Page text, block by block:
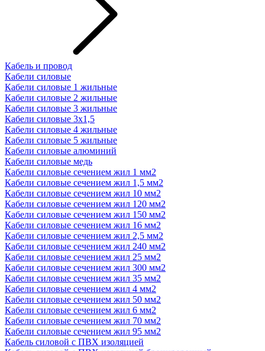
Кабель и провод
Кабели силовые
Кабели силовые 1 жильные
Кабели силовые 2 жильные
Кабели силовые 3 жильные
Кабели силовые 3х1,5
Кабели силовые 4 жильные
Кабели силовые 5 жильные
Кабели силовые алюминий
Кабели силовые медь
Кабели силовые сечением жил 1 мм2
Кабели силовые сечением жил 1,5 мм2
Кабели силовые сечением жил 10 мм2
Кабели силовые сечением жил 120 мм2
Кабели силовые сечением жил 150 мм2
Кабели силовые сечением жил 16 мм2
Кабели силовые сечением жил 2,5 мм2
Кабели силовые сечением жил 240 мм2
Кабели силовые сечением жил 25 мм2
Кабели силовые сечением жил 300 мм2
Кабели силовые сечением жил 35 мм2
Кабели силовые сечением жил 4 мм2
Кабели силовые сечением жил 50 мм2
Кабели силовые сечением жил 6 мм2
Кабели силовые сечением жил 70 мм2
Кабели силовые сечением жил 95 мм2
Кабель силовой с ПВХ изоляцией